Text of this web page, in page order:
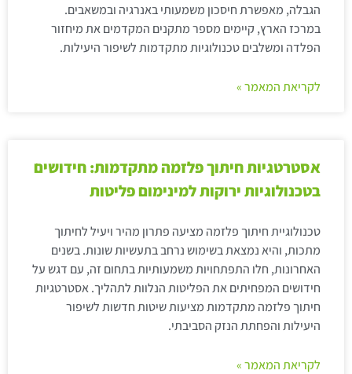
הגבלה, מאפשרת חיסכון משמעותי באנרגיה ובמשאבים.
במרכז הארץ, קיימים מספר מתקנים המקדמים את מיחזור
הפלדה ומשלבים טכנולוגיות מתקדמות לשיפור היעילות.
לקריאת המאמר »
אסטרטגיות חיתוך פלזמה מתקדמות: חידושים
בטכנולוגיות ירוקות למינימום פליטות
טכנולוגיית חיתוך פלזמה מציעה פתרון מהיר ויעיל לחיתוך
מתכות, והיא נמצאת בשימוש נרחב בתעשיות שונות. בשנים
האחרונות, חלו התפתחויות משמעותיות בתחום זה, עם דגש על
חידושים המפחיתים את הפליטות הנלוות לתהליך. אסטרטגיות
חיתוך פלזמה מתקדמות מציעות שיטות חדשות לשיפור
היעילות והפחתת הנזק הסביבתי.
לקריאת המאמר »